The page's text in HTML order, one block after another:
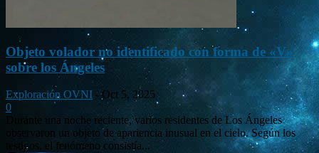
Objeto volador no identificado con forma de «V»
sobre los Ángeles
Exploración OVNI - Oct 5, 2025
0
Durante una noche reciente, varios residentes de Los Ángeles
observaron un objeto de apariencia inusual en el cielo. Según los
testigos, el fenómeno consistía...